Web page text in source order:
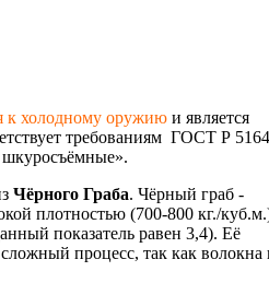
к холодному оружию и является
требованиям ГОСТ Р
Чёрного Граба. Чёрный граб -
плотностью (700-800 кг./
показатель равен 3,4). Её
сложный процесс, так как